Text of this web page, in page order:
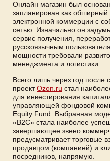
Онлайн магазин был
запланирован как обширный
электронной коммерции с
сетью. Изначально он
сервис получения,
русскоязычным
мощности требовали
менеджмента и логистики.
Всего лишь через год после
проектOzon.ru стал
для инвестирования
управляющей фондовой
Equity Fund. Выбранная
«В2С» стала наиболее
завершающее звено
предусматривает торговые
продавцом (компанией) и
посредников, напрямую.